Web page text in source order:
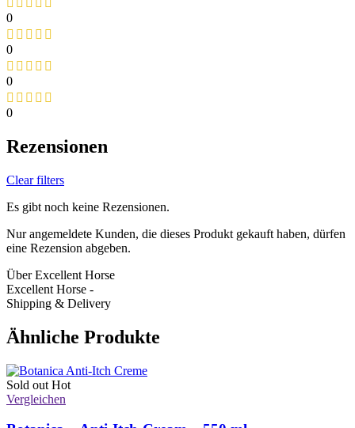
0
0
0
0
Rezensionen
Clear filters
Es gibt noch keine Rezensionen.
Nur angemeldete Kunden, die dieses Produkt gekauft haben, dürfen
eine Rezension abgeben.
Über Excellent Horse
Excellent Horse -
Shipping & Delivery
Ähnliche Produkte
Sold out Hot
Vergleichen